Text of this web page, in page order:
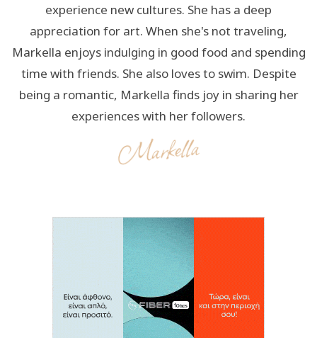
experience new cultures. She has a deep
appreciation for art. When she's not traveling,
Markella enjoys indulging in good food and spending
time with friends. She also loves to swim. Despite
being a romantic, Markella finds joy in sharing her
experiences with her followers.